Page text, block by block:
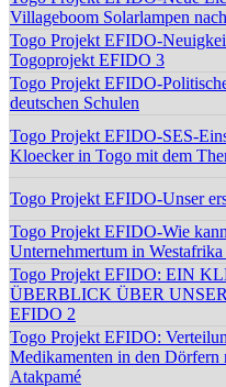
Villageboom Solarlampen
Togo Projekt EFIDO-
Togoprojekt EFIDO 3
Togo Projekt EFIDO-
deutschen Schulen
Togo Projekt EFIDO-SES-
Kloecker in Togo mit dem
Togo Projekt EFIDO-Unser
Togo Projekt EFIDO-Wie
Unternehmertum in
Togo Projekt EFIDO: EIN
ÜBERBLICK ÜBER
EFIDO 2
Togo Projekt EFIDO:
Medikamenten in den Dörfern
Atakpamé